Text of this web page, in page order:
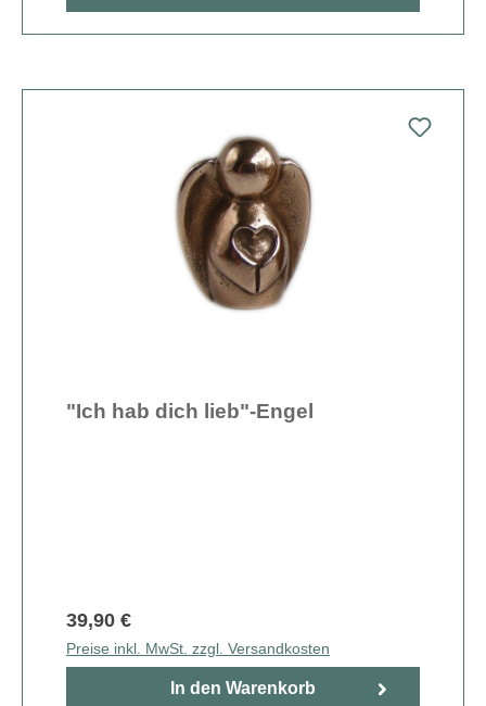
"Ich hab dich lieb"-Engel
39,90 €
Preise inkl. MwSt. zzgl. Versandkosten
In den Warenkorb